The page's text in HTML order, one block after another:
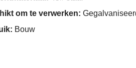
om te verwerken:
Bouw